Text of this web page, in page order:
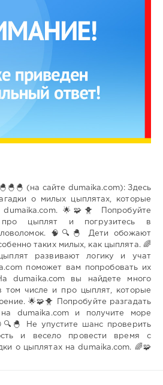
(на сайте dumaika.com): Здесь
о милых цыплятах, которые
dumaika.com. 🌟🧩🐥 Попробуйте
про цыплят и погрузитесь в
🧠🔍🐣 Дети обожают
таких милых, как цыплята. 🌈
развивают логику и учат
поможет вам попробовать их
dumaika.com вы найдете много
том числе и про цыплят, которые
🌟🧩🐥 Попробуйте разгадать
dumaika.com и получите море
Не упустите шанс проверить
и весело провести время с
о цыплятах на dumaika.com. 🌈🧩